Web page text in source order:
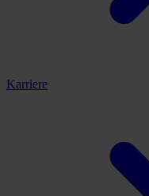
Karriere